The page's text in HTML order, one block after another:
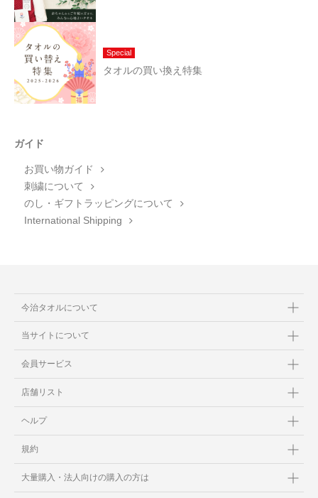
Special
タオルの買い換え特集
ガイド
お買い物ガイド
刺繍について
のし・ギフトラッピングについて
International Shipping
今治タオルについて
当サイトについて
会員サービス
店舗リスト
ヘルプ
規約
大量購入・法人向けの購入の方は